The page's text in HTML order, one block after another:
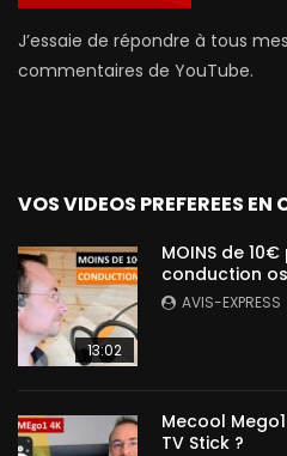
J’essaie de répondre à tous
commentaires de YouTube.
VOS VIDEOS PREFEREES EN
13:02
MOINS de
conduction
AVIS-EXPRESS
Mecool
TV Stick ?